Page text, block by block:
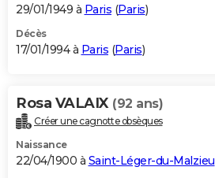
29/01/1949 à Paris (Paris)
Décès
17/01/1994 à Paris (Paris)
Rosa VALAIX (92 ans)
Créer une cagnotte obsèques
Naissance
22/04/1900 à Saint-Léger-du-Malzieu